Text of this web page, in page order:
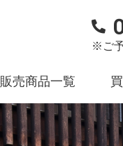
※ご
販売商品一覧